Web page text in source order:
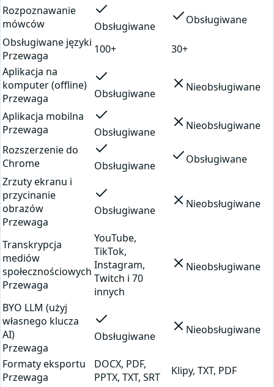
Rozpoznawanie
mówców
Obsługiwane
Obsługiwane
Obsługiwane języki
Przewaga
100+
30+
Aplikacja na
komputer (offline)
Przewaga
Obsługiwane Nieobsługiwane
Aplikacja mobilna
Przewaga
Obsługiwane
Nieobsługiwane
Rozszerzenie do
Chrome
Obsługiwane
Obsługiwane
Zrzuty ekranu i
przycinanie
obrazów
Przewaga
Obsługiwane Nieobsługiwane
Transkrypcja
mediów
społecznościowych
Przewaga
YouTube,
TikTok,
Instagram,
Twitch i 70
innych
Nieobsługiwane
BYO LLM (użyj
własnego klucza
AI)
Przewaga
Obsługiwane Nieobsługiwane
Formaty eksportu
Przewaga
DOCX, PDF,
PPTX, TXT, SRT
Klipy, TXT, PDF